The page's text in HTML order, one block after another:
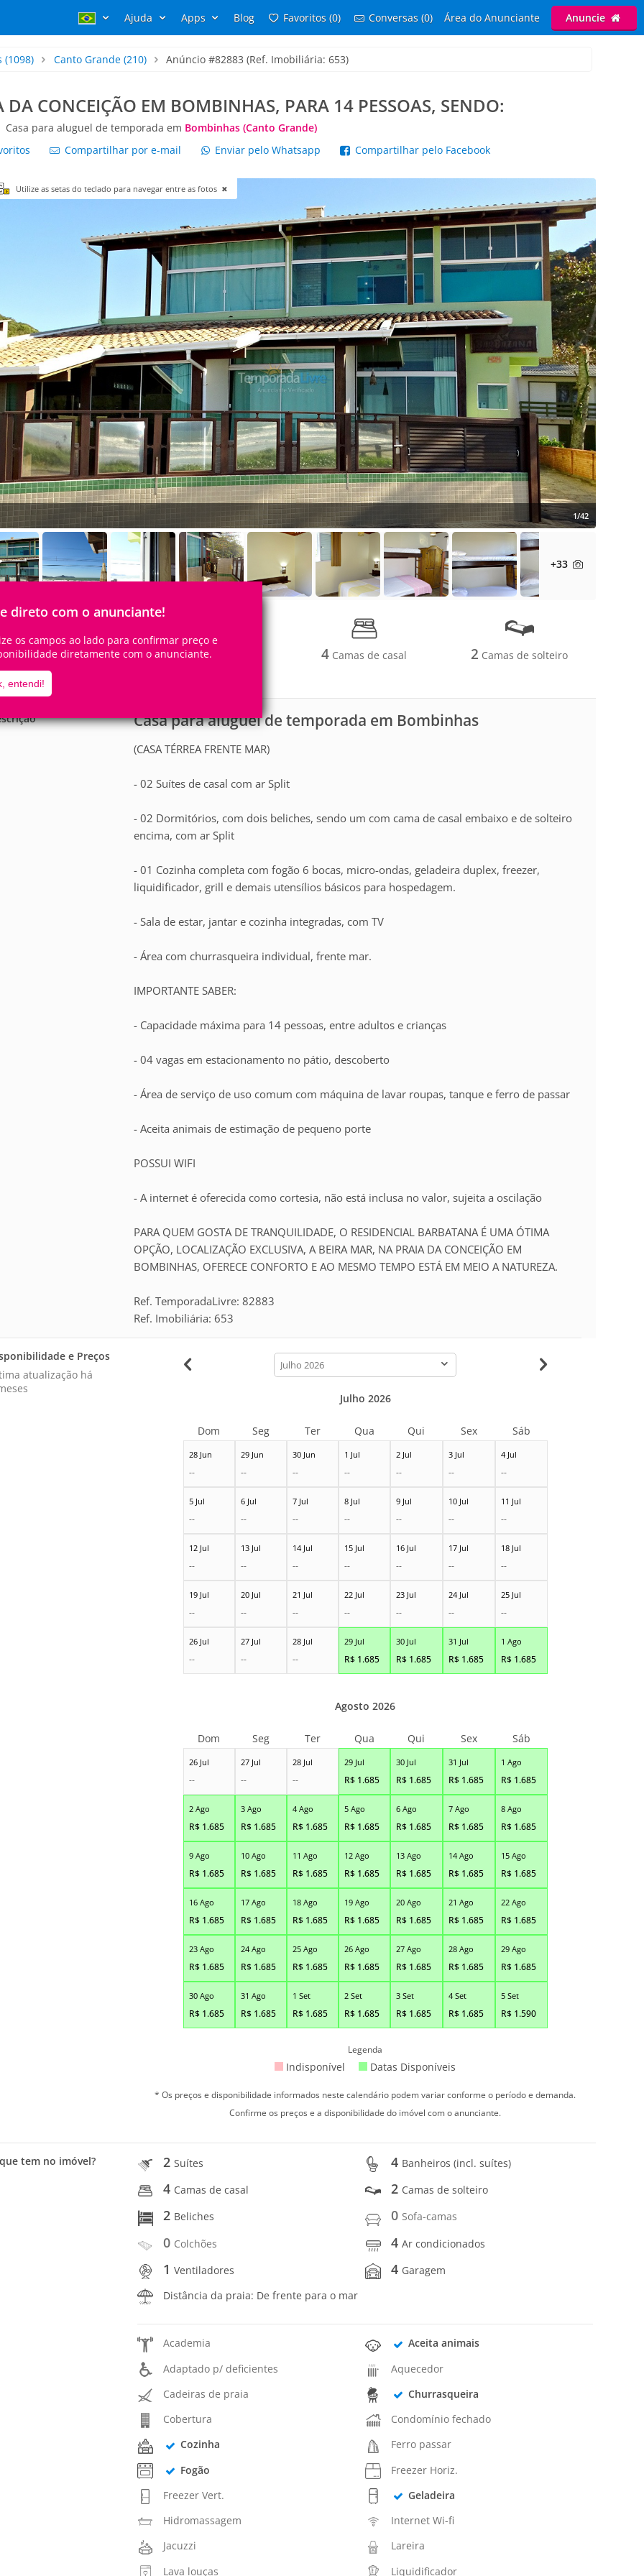
Ajuda Apps Blog Favoritos (0) Conversas (0) Área do Anunciante Anuncie
(1098) Canto Grande(210) Anúncio #82883 (Ref. Imobiliária: 653)
CONCEIÇÃO EM BOMBINHAS, PARA 14 PESSOAS, SENDO:
Casa para aluguel de temporada em Bombinhas (Canto Grande)
Compartilhar por e-mail Enviar pelo Whatsapp Compartilhar pelo Facebook
direto com o anunciante!
os campos ao lado para confirmar preço e
diretamente com o anunciante.
entendi!
Utilize as setas do teclado para navegar entre as fotos
1/42
+33
14Pessoas 4Quartos 4 Camas de casal 2 Camas de solteiro
Casa para aluguel de temporada em Bombinhas
(CASA TÉRREA FRENTE MAR)
- 02 Suítes de casal com ar Split
- 02 Dormitórios, com dois beliches, sendo um com cama de casal embaixo e de solteiro
encima, com ar Split
- 01 Cozinha completa com fogão 6 bocas, micro-ondas, geladeira duplex, freezer,
liquidificador, grill e demais utensílios básicos para hospedagem.
- Sala de estar, jantar e cozinha integradas, com TV
- Área com churrasqueira individual, frente mar.
IMPORTANTE SABER:
- Capacidade máxima para 14 pessoas, entre adultos e crianças
- 04 vagas em estacionamento no pátio, descoberto
- Área de serviço de uso comum com máquina de lavar roupas, tanque e ferro de passar
- Aceita animais de estimação de pequeno porte
POSSUI WIFI
- A internet é oferecida como cortesia, não está inclusa no valor, sujeita a oscilação
PARA QUEM GOSTA DE TRANQUILIDADE, O RESIDENCIAL BARBATANA É UMA ÓTIMA
OPÇÃO, LOCALIZAÇÃO EXCLUSIVA, A BEIRA MAR, NA PRAIA DA CONCEIÇÃO EM
BOMBINHAS, OFERECE CONFORTO E AO MESMO TEMPO ESTÁ EM MEIO A NATUREZA.
Ref. TemporadaLivre: 82883
Ref. Imobiliária: 653
e Preços
atualização há
calendar-
month
28 Jun
--
29 Jun
--
30 Jun
--
1 Jul
--
2 Jul
--
3 Jul
--
4 Jul
--
5 Jul
--
6 Jul
--
7 Jul
--
8 Jul
--
9 Jul
--
10 Jul
--
11 Jul
--
12 Jul
--
13 Jul
--
14 Jul
--
15 Jul
--
16 Jul
--
17 Jul
--
18 Jul
--
19 Jul
--
20 Jul
--
21 Jul
--
22 Jul
--
23 Jul
--
24 Jul
--
25 Jul
--
26 Jul
--
27 Jul
--
28 Jul
--
29 Jul
R$ 1.685
30 Jul
R$ 1.685
31 Jul
R$ 1.685
1 Ago
R$ 1.685
Julho 2026
Dom Seg Ter Qua Qui Sex Sáb
26 Jul
--
27 Jul
--
28 Jul
--
29 Jul
R$ 1.685
30 Jul
R$ 1.685
31 Jul
R$ 1.685
1 Ago
R$ 1.685
2 Ago
R$ 1.685
3 Ago
R$ 1.685
4 Ago
R$ 1.685
5 Ago
R$ 1.685
6 Ago
R$ 1.685
7 Ago
R$ 1.685
8 Ago
R$ 1.685
9 Ago
R$ 1.685
10 Ago
R$ 1.685
11 Ago
R$ 1.685
12 Ago
R$ 1.685
13 Ago
R$ 1.685
14 Ago
R$ 1.685
15 Ago
R$ 1.685
16 Ago
R$ 1.685
17 Ago
R$ 1.685
18 Ago
R$ 1.685
19 Ago
R$ 1.685
20 Ago
R$ 1.685
21 Ago
R$ 1.685
22 Ago
R$ 1.685
23 Ago
R$ 1.685
24 Ago
R$ 1.685
25 Ago
R$ 1.685
26 Ago
R$ 1.685
27 Ago
R$ 1.685
28 Ago
R$ 1.685
29 Ago
R$ 1.685
30 Ago
R$ 1.685
31 Ago
R$ 1.685
1 Set
R$ 1.685
2 Set
R$ 1.685
3 Set
R$ 1.685
4 Set
R$ 1.685
5 Set
R$ 1.590
Agosto 2026
Dom Seg Ter Qua Qui Sex Sáb
Legenda
Indisponível Datas Disponíveis
* Os preços e disponibilidade informados neste calendário podem variar conforme o período e demanda.
Confirme os preços e a disponibilidade do imóvel com o anunciante.
tem no imóvel? 2Suítes 4 Banheiros (incl. suítes)
4 Camas de casal 2 Camas de solteiro
2 Beliches 0 Sofa-camas
0 Colchões 4Ar condicionados
1Ventiladores 4 Garagem
Distância da praia: De frente para o mar
Academia
Aceita animais
Adaptado p/ deficientes
Aquecedor
Cadeiras de praia
Churrasqueira
Cobertura
Condomínio fechado
Cozinha
Ferro passar
Fogão
Freezer Horiz.
Freezer Vert.
Geladeira
Hidromassagem
Internet Wi-fi
Jacuzzi
Lareira
Lava louças
Liquidificador